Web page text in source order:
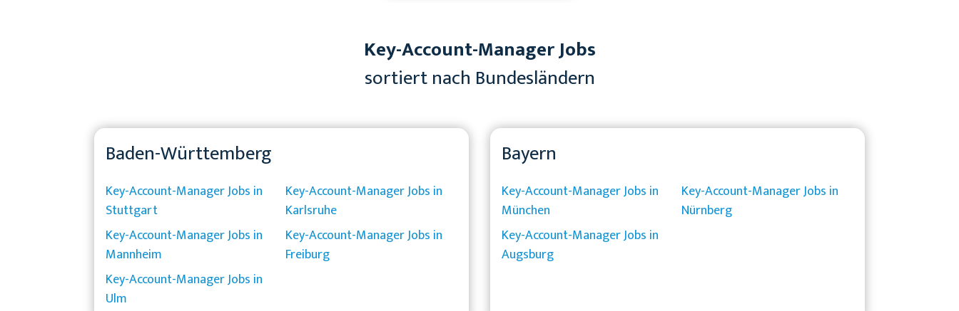
Key-Account-Manager Jobs
sortiert nach Bundesländern
Baden-Württemberg
Key-Account-Manager Jobs in
Stuttgart
Key-Account-Manager Jobs in
Karlsruhe
Key-Account-Manager Jobs in
Mannheim
Key-Account-Manager Jobs in
Freiburg
Key-Account-Manager Jobs in
Ulm
Bayern
Key-Account-Manager Jobs in
München
Key-Account-Manager Jobs in
Nürnberg
Key-Account-Manager Jobs in
Augsburg